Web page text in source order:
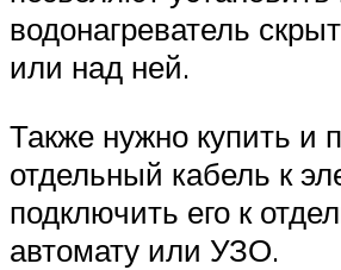
водонагреватель
или над ней.
Также нужно купить и
отдельный кабель к
подключить его к
автомату или УЗО.